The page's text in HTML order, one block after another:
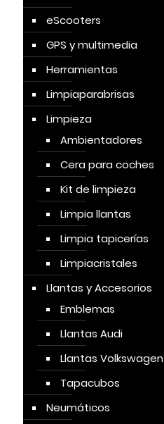
eScooters
GPS y multimedia
Herramientas
Limpiaparabrisas
Limpieza
Ambientadores
Cera para coches
Kit de limpieza
Limpia llantas
Limpia tapicerías
Limpiacristales
Llantas y Accesorios
Emblemas
Llantas Audi
Llantas Volkswagen
Tapacubos
Neumáticos